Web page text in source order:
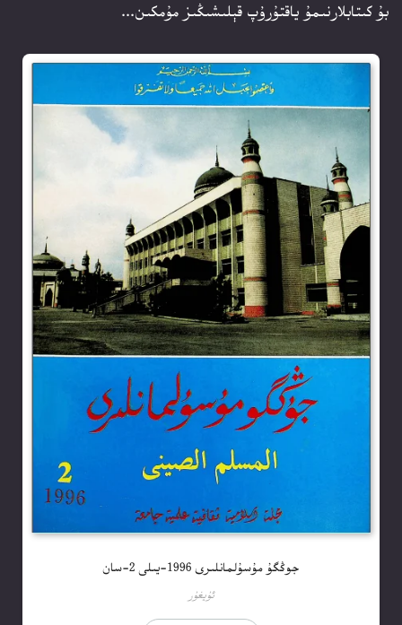
بۇ كىتابلارنىمۇ ياقتۇرۇپ قېلىشىڭىز مۇمكىن...
جوڭگۇ مۇسۇلمانلىرى 1996-يىلى 2-سان
ئۇيغۇر